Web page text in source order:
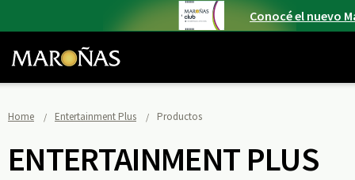
Conocé el nuevo
Home Entertainment Plus Productos
ENTERTAINMENT PLUS